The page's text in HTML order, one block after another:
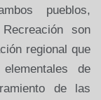
pueblos,
son
regional que
de
de las